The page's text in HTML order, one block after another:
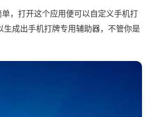
，打开这个应用便可以自定义手机打
成出手机打牌专用辅助器，不管你是